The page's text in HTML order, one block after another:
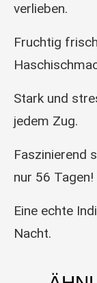
verlieben.
Fruchtig
Stark und
jedem Zug.
Faszinierend
nur 56 Tagen!
Eine echte
Nacht.